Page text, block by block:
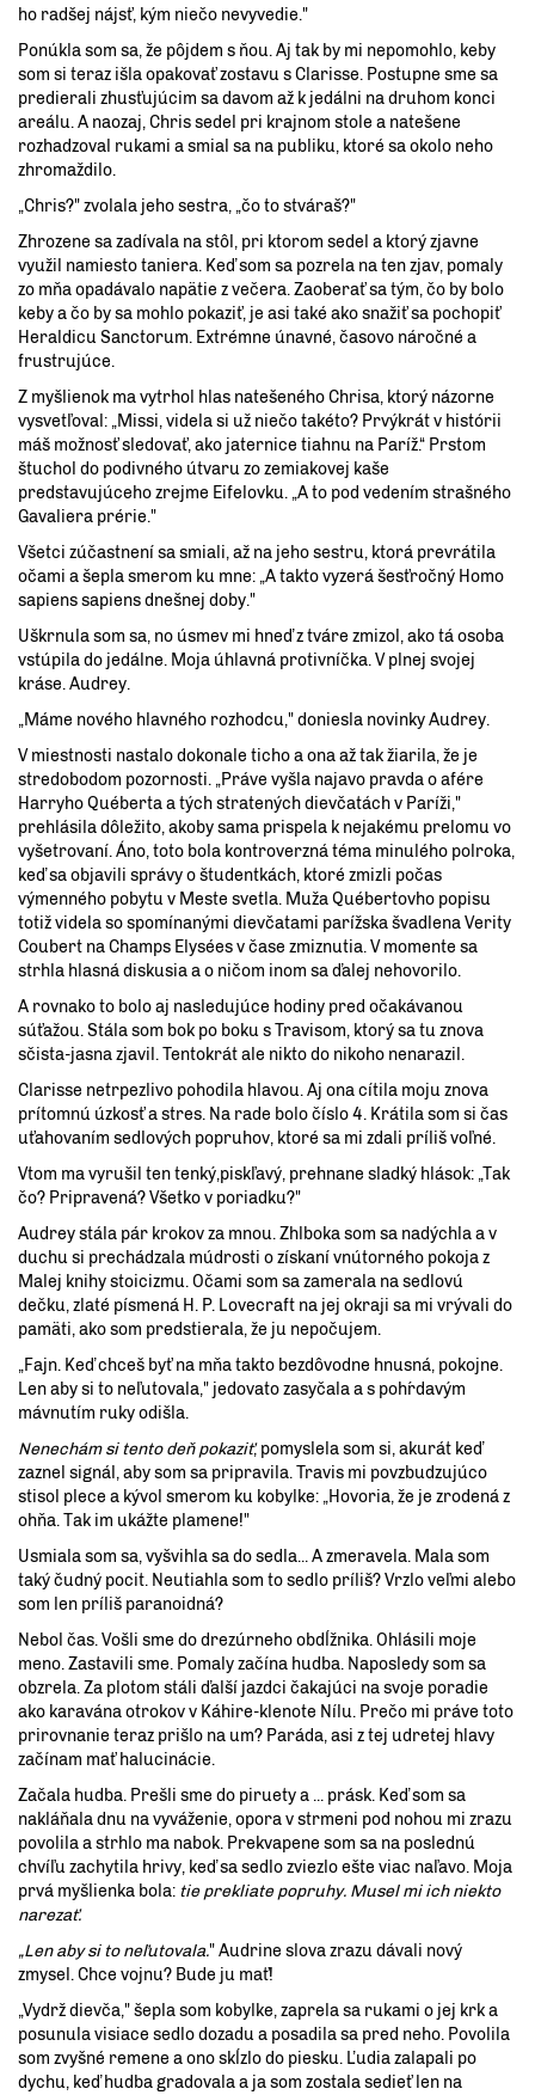
ho radšej nájsť, kým niečo nevyvedie."
Ponúkla som sa, že pôjdem s ňou. Aj tak by mi nepomohlo, keby
som si teraz išla opakovať zostavu s Clarisse. Postupne sme sa
predierali zhusťujúcim sa davom až k jedálni na druhom konci
areálu. A naozaj, Chris sedel pri krajnom stole a natešene
rozhadzoval rukami a smial sa na publiku, ktoré sa okolo neho
zhromaždilo.
„Chris?" zvolala jeho sestra, „čo to stváraš?"
Zhrozene sa zadívala na stôl, pri ktorom sedel a ktorý zjavne
využil namiesto taniera. Keď som sa pozrela na ten zjav, pomaly
zo mňa opadávalo napätie z večera. Zaoberať sa tým, čo by bolo
keby a čo by sa mohlo pokaziť, je asi také ako snažiť sa pochopiť
Heraldicu Sanctorum. Extrémne únavné, časovo náročné a
frustrujúce.
Z myšlienok ma vytrhol hlas natešeného Chrisa, ktorý názorne
vysvetľoval: „Missi, videla si už niečo takéto? Prvýkrát v histórii
máš možnosť sledovať, ako jaternice tiahnu na Paríž.“ Prstom
štuchol do podivného útvaru zo zemiakovej kaše
predstavujúceho zrejme Eifelovku. „A to pod vedením strašného
Gavaliera prérie."
Všetci zúčastnení sa smiali, až na jeho sestru, ktorá prevrátila
očami a šepla smerom ku mne: „A takto vyzerá šesťročný Homo
sapiens sapiens dnešnej doby."
Uškrnula som sa, no úsmev mi hneď z tváre zmizol, ako tá osoba
vstúpila do jedálne. Moja úhlavná protivníčka. V plnej svojej
kráse. Audrey.
„Máme nového hlavného rozhodcu," doniesla novinky Audrey.
V miestnosti nastalo dokonale ticho a ona až tak žiarila, že je
stredobodom pozornosti. „Práve vyšla najavo pravda o afére
Harryho Québerta a tých stratených dievčatách v Paríži,"
prehlásila dôležito, akoby sama prispela k nejakému prelomu vo
vyšetrovaní. Áno, toto bola kontroverzná téma minulého polroka,
keď sa objavili správy o študentkách, ktoré zmizli počas
výmenného pobytu v Meste svetla. Muža Québertovho popisu
totiž videla so spomínanými dievčatami parížska švadlena Verity
Coubert na Champs Elysées v čase zmiznutia. V momente sa
strhla hlasná diskusia a o ničom inom sa ďalej nehovorilo.
A rovnako to bolo aj nasledujúce hodiny pred očakávanou
súťažou. Stála som bok po boku s Travisom, ktorý sa tu znova
sčista-jasna zjavil. Tentokrát ale nikto do nikoho nenarazil.
Clarisse netrpezlivo pohodila hlavou. Aj ona cítila moju znova
prítomnú úzkosť a stres. Na rade bolo číslo 4. Krátila som si čas
uťahovaním sedlových popruhov, ktoré sa mi zdali príliš voľné.
Vtom ma vyrušil ten tenký,piskľavý, prehnane sladký hlások: „Tak
čo? Pripravená? Všetko v poriadku?"
Audrey stála pár krokov za mnou. Zhlboka som sa nadýchla a v
duchu si prechádzala múdrosti o získaní vnútorného pokoja z
Malej knihy stoicizmu. Očami som sa zamerala na sedlovú
dečku, zlaté písmená H. P. Lovecraft na jej okraji sa mi vrývali do
pamäti, ako som predstierala, že ju nepočujem.
„Fajn. Keď chceš byť na mňa takto bezdôvodne hnusná, pokojne.
Len aby si to neľutovala," jedovato zasyčala a s pohŕdavým
mávnutím ruky odišla.
Nenechám si tento deň pokaziť, pomyslela som si, akurát keď
zaznel signál, aby som sa pripravila. Travis mi povzbudzujúco
stisol plece a kývol smerom ku kobylke: „Hovoria, že je zrodená z
ohňa. Tak im ukážte plamene!"
Usmiala som sa, vyšvihla sa do sedla... A zmeravela. Mala som
taký čudný pocit. Neutiahla som to sedlo príliš? Vrzlo veľmi alebo
som len príliš paranoidná?
Nebol čas. Vošli sme do drezúrneho obdĺžnika. Ohlásili moje
meno. Zastavili sme. Pomaly začína hudba. Naposledy som sa
obzrela. Za plotom stáli ďalší jazdci čakajúci na svoje poradie
ako karavána otrokov v Káhire-klenote Nílu. Prečo mi práve toto
prirovnanie teraz prišlo na um? Paráda, asi z tej udretej hlavy
začínam mať halucinácie.
Začala hudba. Prešli sme do piruety a ... prásk. Keď som sa
nakláňala dnu na vyváženie, opora v strmeni pod nohou mi zrazu
povolila a strhlo ma nabok. Prekvapene som sa na poslednú
chvíľu zachytila hrivy, keď sa sedlo zviezlo ešte viac naľavo. Moja
prvá myšlienka bola: tie prekliate popruhy. Musel mi ich niekto
narezať.
„Len aby si to neľutovala." Audrine slova zrazu dávali nový
zmysel. Chce vojnu? Bude ju mať!
„Vydrž dievča," šepla som kobylke, zaprela sa rukami o jej krk a
posunula visiace sedlo dozadu a posadila sa pred neho. Povolila
som zvyšné remene a ono skĺzlo do piesku. Ľudia zalapali po
dychu, keď hudba gradovala a ja som zostala sedieť len na